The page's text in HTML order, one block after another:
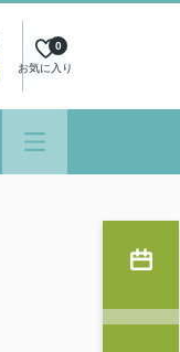
お気に入り
0